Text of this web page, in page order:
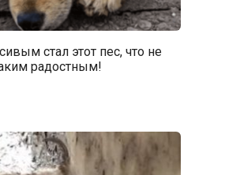
стал этот пес, что не
радостным!